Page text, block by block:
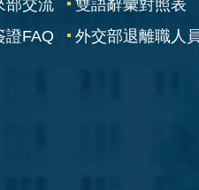
部交流 雙語辭彙對照表
證FAQ 外交部退離職人